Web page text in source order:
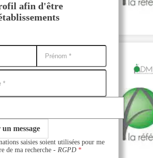
afin d'être
message
saisies soient utilisées pour me
de ma recherche -RGPD